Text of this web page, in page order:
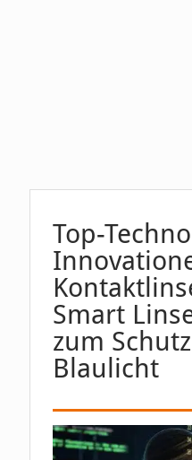
Top-
Smart
zum
Blaulicht